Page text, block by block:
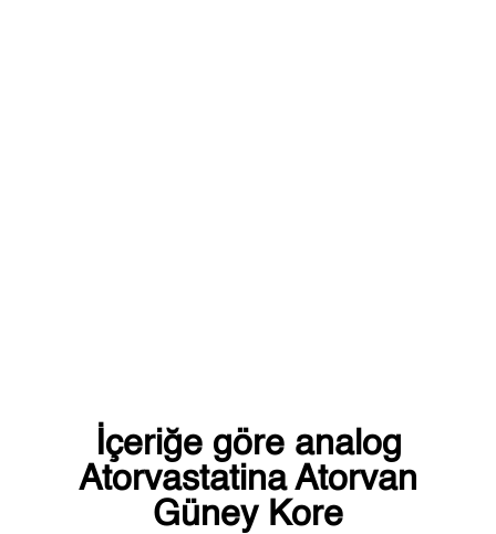
İçeriğe göre analog
Atorvastatina Atorvan
Güney Kore